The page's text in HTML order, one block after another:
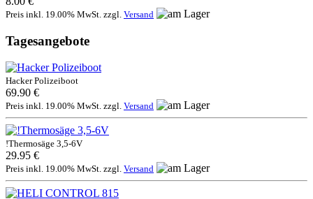
Preis inkl. 19.00% MwSt. zzgl. Versand
Tagesangebote
Hacker Polizeiboot
69.90 €
Preis inkl. 19.00% MwSt. zzgl. Versand
!Thermosäge 3,5-6V
29.95 €
Preis inkl. 19.00% MwSt. zzgl. Versand